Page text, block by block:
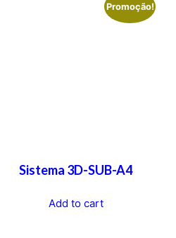
Promoção!
Sistema 3D-SUB-A4
Add to cart